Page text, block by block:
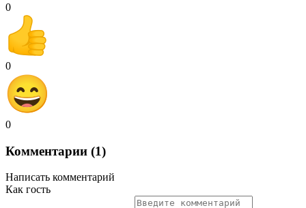
0
0
0
Комментарии (1)
Написать комментарий
Как гость